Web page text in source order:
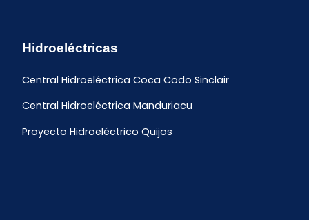
Hidroeléctricas
Central Hidroeléctrica Coca Codo Sinclair
Central Hidroeléctrica Manduriacu
Proyecto Hidroeléctrico Quijos